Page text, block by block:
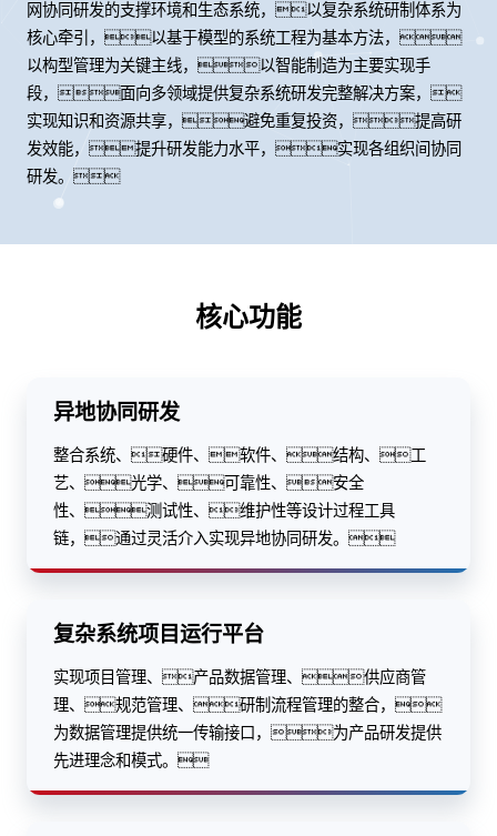
网协同研发的支撑环境和生态系统，以复杂系统研制体系为
核心牵引，以基于模型的系统工程为基本方法，
以构型管理为关键主线，以智能制造为主要实现手
段，面向多领域提供复杂系统研发完整解决方案，
实现知识和资源共享，避免重复投资，提高研
发效能，提升研发能力水平，实现各组织间协同
研发。
核心功能
异地协同研发
整合系统、硬件、软件、结构、工
艺、光学、可靠性、安全
性、测试性、维护性等设计过程工具
链，通过灵活介入实现异地协同研发。
复杂系统项目运行平台
实现项目管理、产品数据管理、供应商管
理、规范管理、研制流程管理的整合，
为数据管理提供统一传输接口，为产品研发提供
先进理念和模式。